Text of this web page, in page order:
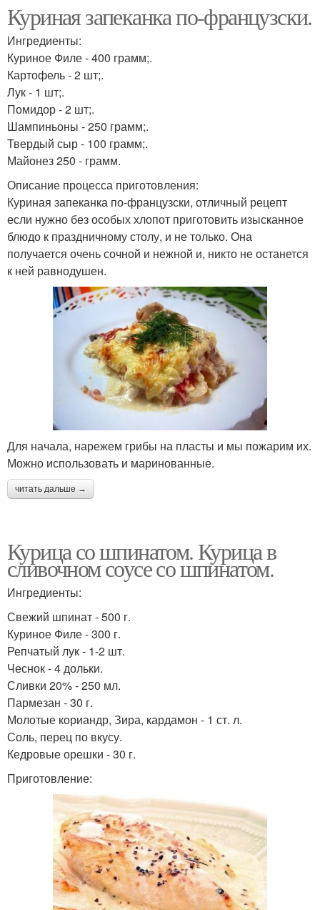
Куриная запеканка по-французски.
Ингредиенты:
Куриное Филе - 400 грамм;.
Картофель - 2 шт;.
Лук - 1 шт;.
Помидор - 2 шт;.
Шампиньоны - 250 грамм;.
Твердый сыр - 100 грамм;.
Майонез 250 - грамм.
Описание процесса приготовления:
Куриная запеканка по-французски, отличный рецепт
если нужно без особых хлопот приготовить изысканное
блюдо к праздничному столу, и не только. Она
получается очень сочной и нежной и, никто не останется
к ней равнодушен.
Для начала, нарежем грибы на пласты и мы пожарим их.
Можно использовать и маринованные.
читать дальше →
Курица со шпинатом. Курица в
сливочном соусе со шпинатом.
Ингредиенты:
Свежий шпинат - 500 г.
Куриное Филе - 300 г.
Репчатый лук - 1-2 шт.
Чеснок - 4 дольки.
Сливки 20% - 250 мл.
Пармезан - 30 г.
Молотые кориандр, Зира, кардамон - 1 ст. л.
Соль, перец по вкусу.
Кедровые орешки - 30 г.
Приготовление: